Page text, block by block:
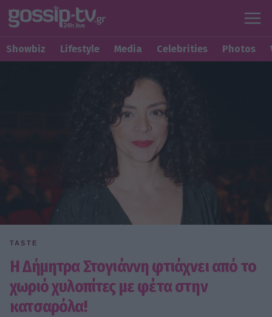
Showbiz Lifestyle Media Celebrities Photos
TASTE
Η Δήμητρα Στογιάννη φτιάχνει από το
χωριό χυλοπίτες με φέτα στην
κατσαρόλα!